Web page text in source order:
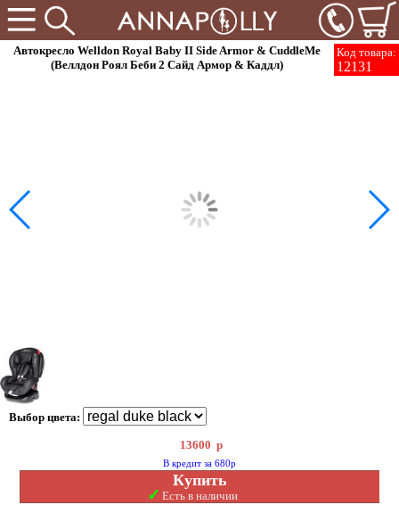
Код товара:
12131
Автокресло Welldon Royal Baby II Side Armor & CuddleMe
(Веллдон Роял Беби 2 Сайд Армор & Каддл)
Выбор цвета:
13600 р
В кредит за 680р
Купить
✓ Есть в наличии